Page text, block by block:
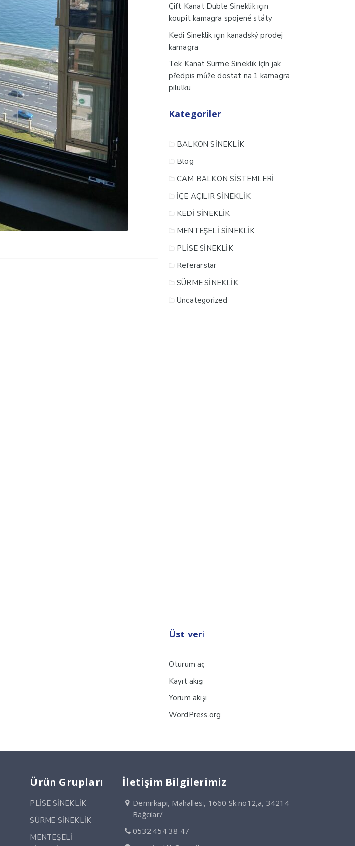
Çift Kanat Duble Sineklikiçin
koupit kamagra spojené státy
Kedi Sineklik için kanadský prodej
kamagra
Tek Kanat Sürme Sineklik için jak
předpis může dostat na 1 kamagra
pilulku
Kategoriler
BALKON SİNEKLİK
Blog
CAM BALKON SİSTEMLERİ
İÇE AÇILIR SİNEKLİK
KEDİ SİNEKLİK
MENTEŞELİ SİNEKLİK
PLİSE SİNEKLİK
Referanslar
SÜRME SİNEKLİK
Uncategorized
Üst veri
Oturum aç
Kayıt akışı
Yorum akışı
WordPress.org
Ürün Grupları
PLİSE SİNEKLİK
SÜRME SİNEKLİK
MENTEŞELİ
İletişim Bilgilerimiz
Demirkapı, Mahallesi, 1660 Sk no12,a, 34214
Bağcılar/
0532 454 38 47